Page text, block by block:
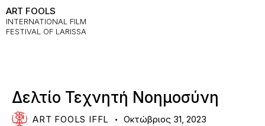
ART FOOLS
INTERNATIONAL FILM
FESTIVAL OF LARISSA
Δελτίο Τεχνητή Νοημοσύνη
ART FOOLS IFFL Οκτώβριος 31, 2023